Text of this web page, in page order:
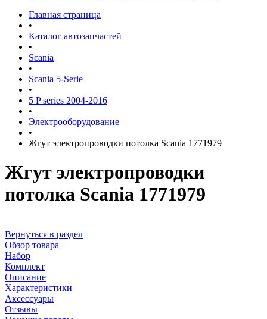
Главная страница
•
Каталог автозапчастей
•
Scania
•
Scania 5-Serie
•
5 P series 2004-2016
•
Электрооборудование
•
Жгут электропроводки потолка Scania 1771979
Жгут электропроводки
потолка Scania 1771979
Вернуться в раздел
Обзор товара
Набор
Комплект
Описание
Характеристики
Аксессуары
Отзывы